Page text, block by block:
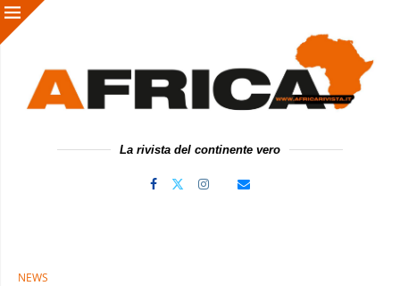
La rivista del continente vero
NEWS